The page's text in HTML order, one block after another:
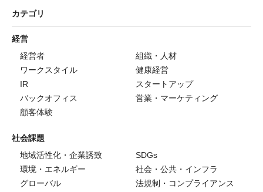
カテゴリ
経営
経営者
組織・人材
ワークスタイル
健康経営
IR
スタートアップ
バックオフィス
営業・マーケティング
顧客体験
社会課題
地域活性化・企業誘致
SDGs
環境・エネルギー
社会・公共・インフラ
グローバル
法規制・コンプライアンス